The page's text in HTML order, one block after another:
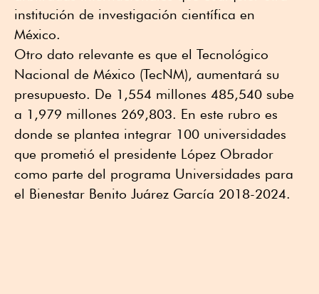
institución de investigación científica en
México.
Otro dato relevante es que el Tecnológico
Nacional de México (TecNM), aumentará su
presupuesto. De 1,554 millones 485,540 sube
a 1,979 millones 269,803. En este rubro es
donde se plantea integrar 100 universidades
que prometió el presidente López Obrador
como parte del programa Universidades para
el Bienestar Benito Juárez García 2018-2024.